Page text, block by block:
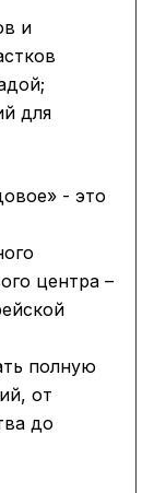
и
для
- это
центра –
полную
от
до